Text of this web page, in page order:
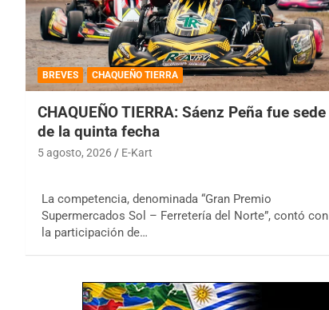
BREVES CHAQUEÑO TIERRA
CHAQUEÑO TIERRA: Sáenz Peña fue sede
de la quinta fecha
5 agosto, 2026 E-Kart
La competencia, denominada “Gran Premio
Supermercados Sol – Ferretería del Norte”, contó con
la participación de…